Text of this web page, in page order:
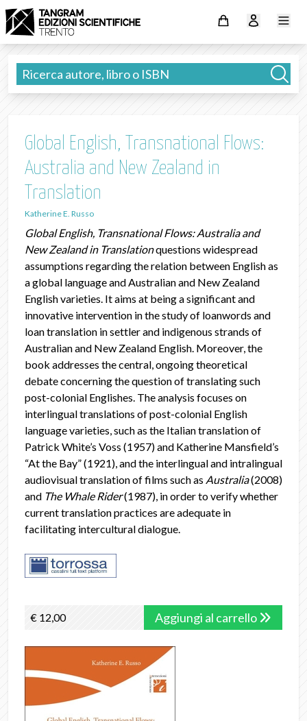
Global English, Transnational Flows:
Australia and New Zealand in
Translation
Katherine E. Russo
Global English, Transnational Flows: Australia and
New Zealand in Translationquestions widespread
assumptions regarding the relation between English as
a global language and Australian and New Zealand
English varieties. It aims at being a significant and
innovative intervention in the study of loanwords and
loan translation in settler and indigenous strands of
Australian and New Zealand English. Moreover, the
book addresses the central, ongoing theoretical
debate concerning the question of translating such
post-colonial Englishes. The analysis focuses on
interlingual translations of post-colonial English
language varieties, such as the Italian translation of
Patrick White’s Voss (1957) and Katherine Mansfield’s
“At the Bay” (1921), and the interlingual and intralingual
audiovisual translation of films such as Australia(2008)
and The Whale Rider(1987), in order to verify whether
current translation practices are adequate in
facilitating intercultural dialogue.
€ 12,00 Aggiungi al carrello